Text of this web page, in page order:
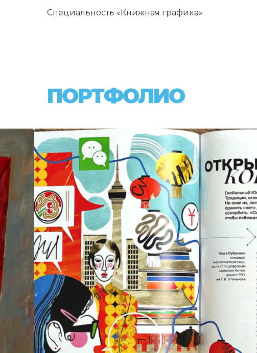
Специальность «Книжная графика»
ПОРТФОЛИО